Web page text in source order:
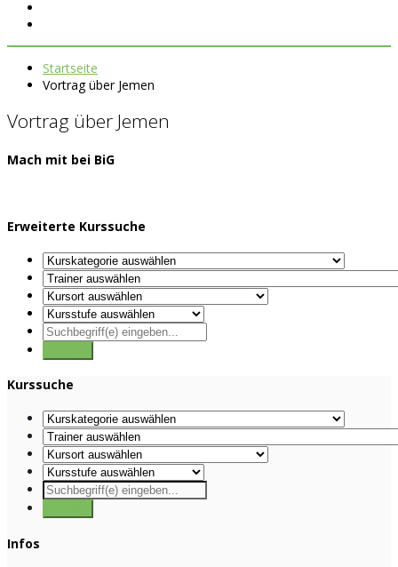
Startseite
Vortrag über Jemen
Vortrag über Jemen
Mach mit bei BiG
Erweiterte Kurssuche
Kurssuche
Infos